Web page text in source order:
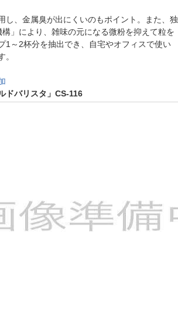
し、金属臭が出にくいのもポイント。また、独
」により、雑味の元になる微粉を抑えて粒を
1～2杯分を抽出でき、自宅やオフィスで使い
。
ドバリスタ」CS-116